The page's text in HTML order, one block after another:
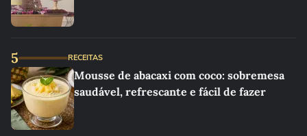
5 RECEITAS
Mousse de abacaxi com coco: sobremesa
saudável, refrescante e fácil de fazer